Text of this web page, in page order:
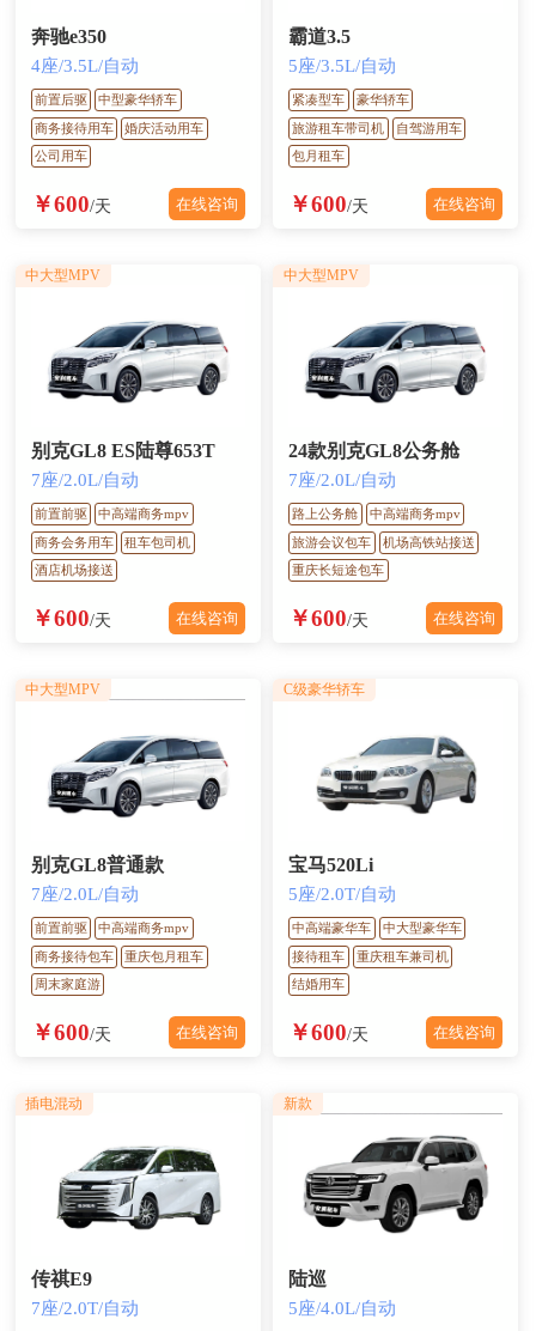
奔驰e350
4座/3.5L/自动
前置后驱
中型豪华轿车
商务接待用车
婚庆活动用车
公司用车
￥600/天 在线咨询
霸道3.5
5座/3.5L/自动
紧凑型车
豪华轿车
旅游租车带司机
自驾游用车
包月租车
￥600/天 在线咨询
别克GL8 ES陆尊653T
7座/2.0L/自动
前置前驱
中高端商务mpv
商务会务用车
租车包司机
酒店机场接送
￥600/天 在线咨询
中大型MPV
24款别克GL8公务舱
7座/2.0L/自动
路上公务舱
中高端商务mpv
旅游会议包车
机场高铁站接送
重庆长短途包车
￥600/天 在线咨询
中大型MPV
别克GL8普通款
7座/2.0L/自动
前置前驱
中高端商务mpv
商务接待包车
重庆包月租车
周末家庭游
￥600/天 在线咨询
中大型MPV
宝马520Li
5座/2.0T/自动
中高端豪华车
中大型豪华车
接待租车
重庆租车兼司机
结婚用车
￥600/天 在线咨询
C级豪华轿车
传祺E9
7座/2.0T/自动
插电混动
陆巡
5座/4.0L/自动
新款